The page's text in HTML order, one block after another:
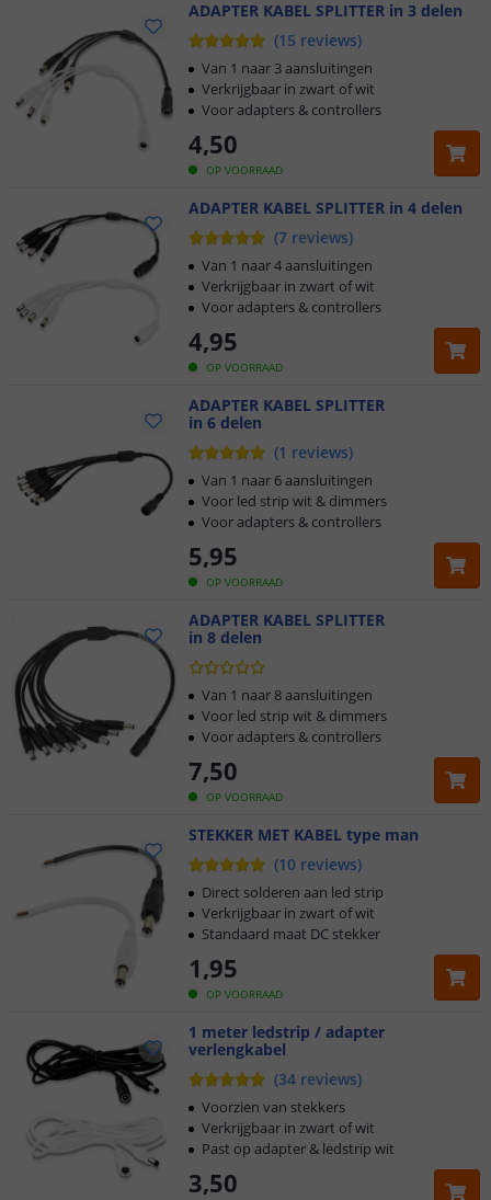
Voor 23:45 uur besteld,morgen in huis
ADAPTER KABEL SPLITTER in 3 delen
(15 reviews)
OP VOORRAAD
4,50
Van 1 naar 3 aansluitingen
Verkrijgbaar in zwart of wit
Voor adapters & controllers
ADAPTER KABEL SPLITTER in 4 delen
(7 reviews)
OP VOORRAAD
4,95
Van 1 naar 4 aansluitingen
Verkrijgbaar in zwart of wit
Voor adapters & controllers
ADAPTER KABEL SPLITTER
in 6 delen
(1 reviews)
OP VOORRAAD
5,95
Van 1 naar 6 aansluitingen
Voor led strip wit & dimmers
Voor adapters & controllers
ADAPTER KABEL SPLITTER
in 8 delen
OP VOORRAAD
7,50
Van 1 naar 8 aansluitingen
Voor led strip wit & dimmers
Voor adapters & controllers
STEKKER MET KABEL type man
(10 reviews)
OP VOORRAAD
1,95
Direct solderen aan led strip
Verkrijgbaar in zwart of wit
Standaard maat DC stekker
1 meter ledstrip / adapter
verlengkabel
(34 reviews)
3,50
Voorzien van stekkers
Verkrijgbaar in zwart of wit
Past op adapter & ledstrip wit